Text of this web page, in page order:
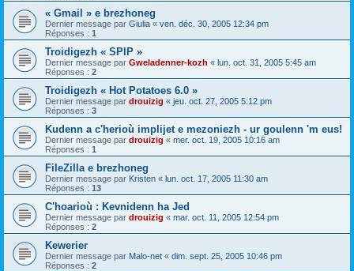
« Gmail » e brezhoneg
Dernier message par Giulia « ven. déc. 30, 2005 12:34 pm
Réponses : 1
Troidigezh « SPIP »
Dernier message par Gweladenner-kozh « lun. oct. 31, 2005 5:45 am
Réponses : 2
Troidigezh « Hot Potatoes 6.0 »
Dernier message par drouizig « jeu. oct. 27, 2005 5:12 pm
Réponses : 3
Kudenn a c'herioù implijet e mezoniezh - ur goulenn 'm eus!
Dernier message par drouizig « mer. oct. 19, 2005 10:16 am
Réponses : 1
FileZilla e brezhoneg
Dernier message par Kristen « lun. oct. 17, 2005 11:30 am
Réponses : 13
C'hoarioù : Kevnidenn ha Jed
Dernier message par drouizig « mar. oct. 11, 2005 12:54 pm
Réponses : 2
Kewerier
Dernier message par Malo-net « dim. sept. 25, 2005 10:46 pm
Réponses : 2